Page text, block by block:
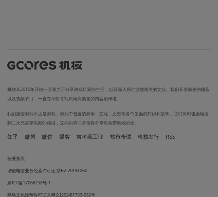
机核从2010年开始一直致力于分享游戏玩家的生活，以及深入探讨游戏相关的文化。我们开发原创的播客
以及视频节目，一直在不断寻找民间高质量的内容创作者。
我们坚信游戏不止是游戏，游戏中包含的科学，文化，历史等各个层面的知识和故事，它们同时也会辐射
到二次元甚至电影的领域，这些内容非常值得分享给热爱游戏的您。
知乎 微博 微信 播客 吉考斯工业 核市奇谭 机核发行 RSS
营业执照
增值电信业务经营许可证 京B2-20191060
京ICP备17068232号-1
网络文化经营许可证京网文[2024]1733-082号